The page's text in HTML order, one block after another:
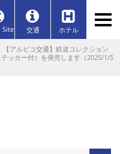
Site 交通 ホテル
アルピコ交通】鉄道コレクション
ッカー付）を発売します（2025/1/5